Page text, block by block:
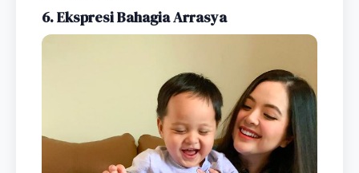
6. Ekspresi Bahagia Arrasya